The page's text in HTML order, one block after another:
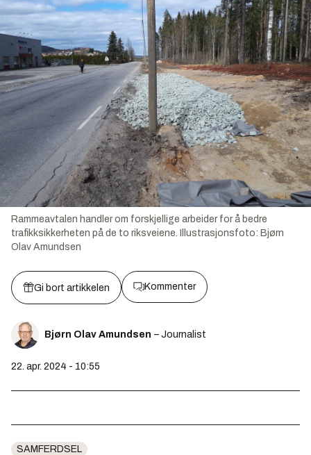
Rammeavtalen handler om forskjellige arbeider for å bedre
trafikksikkerheten på de to riksveiene.
Illustrasjonsfoto: Bjørn
Olav Amundsen
Gi bort artikkelen Kommenter
Bjørn Olav Amundsen – Journalist
22. apr. 2024 - 10:55
SAMFERDSEL